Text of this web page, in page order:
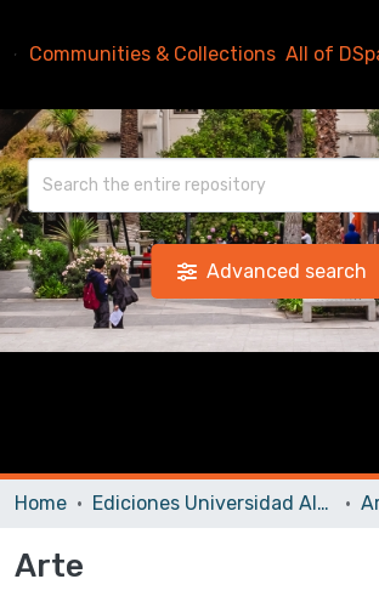
Communities & Collections All of
Advanced search
Home Ediciones Universidad Alberto Hurtado
Arte